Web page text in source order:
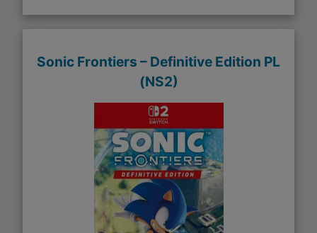
Sonic Frontiers – Definitive Edition PL
(NS2)